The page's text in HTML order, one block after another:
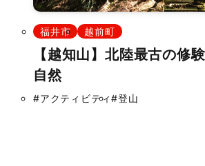
福井市 越前町
【越知山】北陸最古の修
自然
#アクティビティ#登山